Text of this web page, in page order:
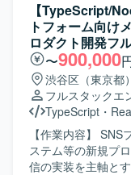
【TypeScript/
トフォーム向け
ロダクト開発フ
〜900,000
渋谷区（東京都）
フルスタックエ
TypeScript ・
【作業内容】 SNSプラットフォーム向けメッセージ配信シ
ステム等の新規プ
信の実装を主軸と